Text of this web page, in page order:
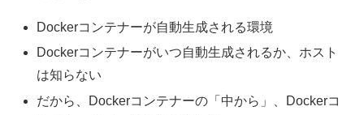
Dockerコンテナーが自動生成される環境
Dockerコンテナーがいつ自動生成されるか、ホスト
は知らない
だから、Dockerコンテナーの「中から」、Dockerコ